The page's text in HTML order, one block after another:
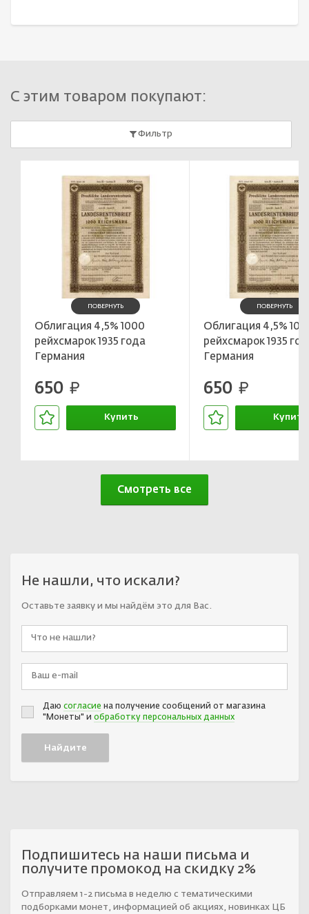
С этим товаром покупают:
Фильтр
ПОВЕРНУТЬ
Облигация 4,5% 1000
рейхсмарок 1935 года
Германия
650 руб.
Купить
ПОВЕРНУТЬ
Облигация 4,5%
рейхсмарок 1935
Германия
650 руб.
Купить
Смотреть все
Не нашли, что искали?
Оставьте заявку и мы найдём это для Вас.
Даю согласие на получение сообщений от магазина
"Монеты" и обработку персональных данных
Подпишитесь на наши письма и
получите промокод на скидку 2%
Отправляем 1-2 письма в неделю с тематическими
подборками монет, информацией об акциях, новинках ЦБ